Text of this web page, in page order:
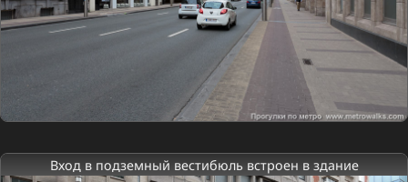
Вход в подземный вестибюль встроен в здание